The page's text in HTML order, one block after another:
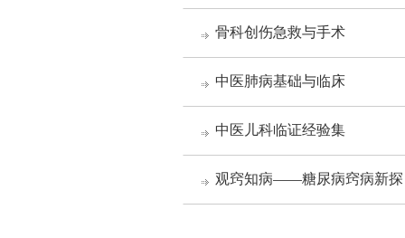
骨科创伤急救与手术
中医肺病基础与临床
中医儿科临证经验集
观窍知病——糖尿病窍病新探